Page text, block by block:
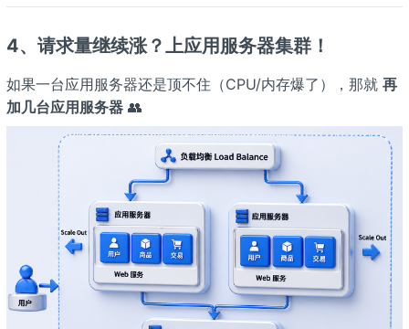
4、请求量继续涨？上应用服务器集群！
如果一台应用服务器还是顶不住（CPU/内存爆了），那就 再
加几台应用服务器👥